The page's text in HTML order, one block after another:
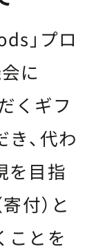
」プロ
に
くギフ
、代わ
を目指
付）と
ことを